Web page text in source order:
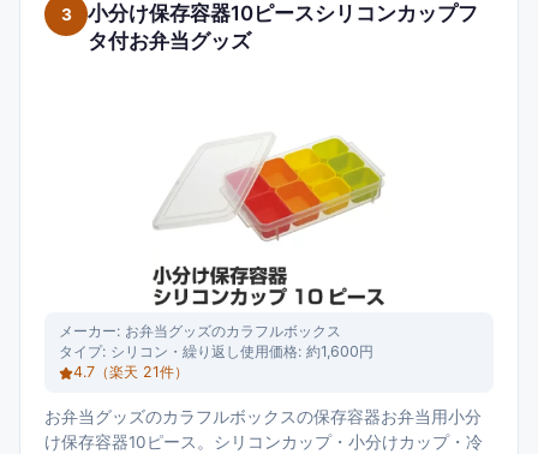
3
小分け保存容器10ピースシリコンカップフ
タ付お弁当グッズ
メーカー: お弁当グッズのカラフルボックス
タイプ: シリコン・繰り返し使用価格: 約1,600円
4.7 （楽天 21件）
お弁当グッズのカラフルボックスの保存容器お弁当用小分
け保存容器10ピース。シリコンカップ・小分けカップ・冷